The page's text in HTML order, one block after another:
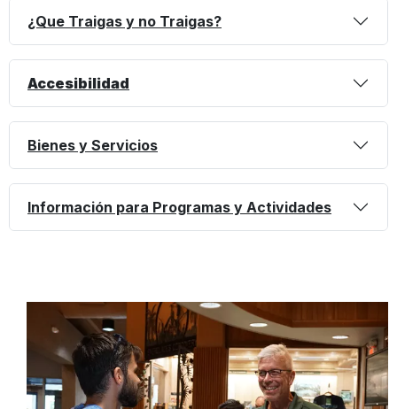
¿Que Traigas y no Traigas?
Accesibilidad
Bienes y Servicios
Información para Programas y Actividades